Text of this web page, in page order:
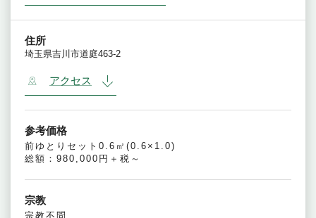
住所
埼玉県吉川市道庭463-2
アクセス
参考価格
前ゆとりセット0.6㎡(0.6×1.0)
総額：980,000円＋税～
宗教
宗教不問